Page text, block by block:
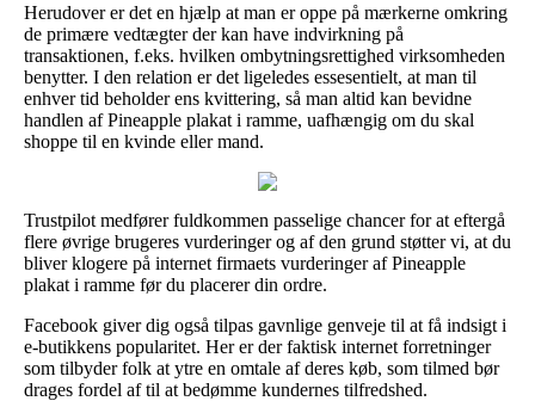
Herudover er det en hjælp at man er oppe på mærkerne omkring
de primære vedtægter der kan have indvirkning på
transaktionen, f.eks. hvilken ombytningsrettighed virksomheden
benytter. I den relation er det ligeledes essesentielt, at man til
enhver tid beholder ens kvittering, så man altid kan bevidne
handlen af Pineapple plakat i ramme, uafhængig om du skal
shoppe til en kvinde eller mand.
Trustpilot medfører fuldkommen passelige chancer for at eftergå
flere øvrige brugeres vurderinger og af den grund støtter vi, at du
bliver klogere på internet firmaets vurderinger af Pineapple
plakat i ramme før du placerer din ordre.
Facebook giver dig også tilpas gavnlige genveje til at få indsigt i
e-butikkens popularitet. Her er der faktisk internet forretninger
som tilbyder folk at ytre en omtale af deres køb, som tilmed bør
drages fordel af til at bedømme kundernes tilfredshed.